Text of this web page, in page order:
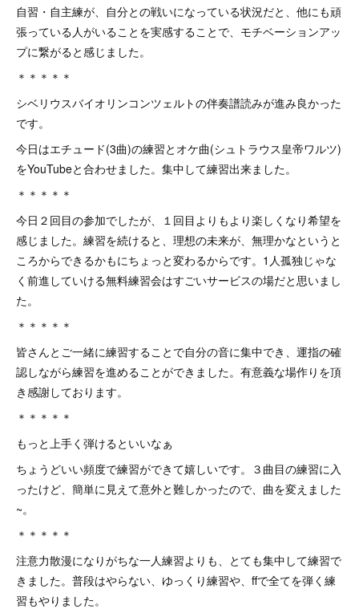
自習・自主練が、自分との戦いになっている状況だと、他にも頑
張っている人がいることを実感することで、モチベーションアッ
プに繋がると感じました。
＊＊＊＊＊
シベリウスバイオリンコンツェルトの伴奏譜読みが進み良かった
です。
今日はエチュード(3曲)の練習とオケ曲(シュトラウス皇帝ワルツ)
をYouTubeと合わせました。集中して練習出来ました。
＊＊＊＊＊
今日２回目の参加でしたが、１回目よりもより楽しくなり希望を
感じました。練習を続けると、理想の未来が、無理かなというと
ころからできるかもにちょっと変わるからです。1人孤独じゃな
く前進していける無料練習会はすごいサービスの場だと思いまし
た。
＊＊＊＊＊
皆さんとご一緒に練習することで自分の音に集中でき、運指の確
認しながら練習を進めることができました。有意義な場作りを頂
き感謝しております。
＊＊＊＊＊
もっと上手く弾けるといいなぁ
ちょうどいい頻度で練習ができて嬉しいです。３曲目の練習に入
ったけど、簡単に見えて意外と難しかったので、曲を変えました
~。
＊＊＊＊＊
注意力散漫になりがちな一人練習よりも、とても集中して練習で
きました。普段はやらない、ゆっくり練習や、ffで全てを弾く練
習もやりました。